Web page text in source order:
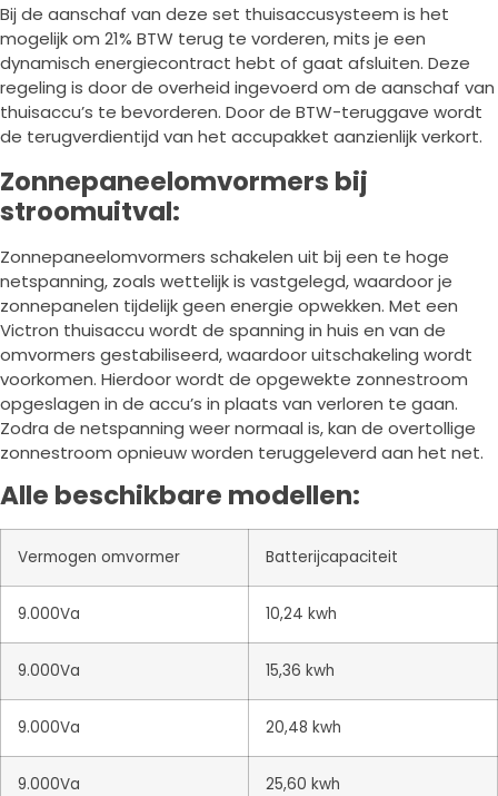
Bij de aanschaf van deze set thuisaccusysteem is het
mogelijk om 21% BTW terug te vorderen, mits je een
dynamisch energiecontract hebt of gaat afsluiten. Deze
regeling is door de overheid ingevoerd om de aanschaf van
thuisaccu’s te bevorderen. Door de BTW-teruggave wordt
de terugverdientijd van het accupakket aanzienlijk verkort.
Zonnepaneelomvormers bij
stroomuitval:
Zonnepaneelomvormers schakelen uit bij een te hoge
netspanning, zoals wettelijk is vastgelegd, waardoor je
zonnepanelen tijdelijk geen energie opwekken. Met een
Victron thuisaccu wordt de spanning in huis en van de
omvormers gestabiliseerd, waardoor uitschakeling wordt
voorkomen. Hierdoor wordt de opgewekte zonnestroom
opgeslagen in de accu’s in plaats van verloren te gaan.
Zodra de netspanning weer normaal is, kan de overtollige
zonnestroom opnieuw worden teruggeleverd aan het net.
Alle beschikbare modellen:
Vermogen omvormer Batterijcapaciteit
9.000Va 10,24 kwh
9.000Va 15,36 kwh
9.000Va 20,48 kwh
9.000Va 25,60 kwh